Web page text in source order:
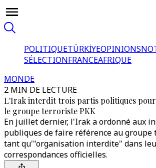
POLITIQUETÜRKİYEOPINIONS
SÉLECTIONFRANCEAFRIQUE
MONDE
2 MIN DE LECTURE
L'Irak interdit trois partis politiques pour
le groupe terroriste PKK
En juillet dernier, l'Irak a ordonné aux
publiques de faire référence au groupe
tant qu'"organisation interdite" dans
correspondances officielles.